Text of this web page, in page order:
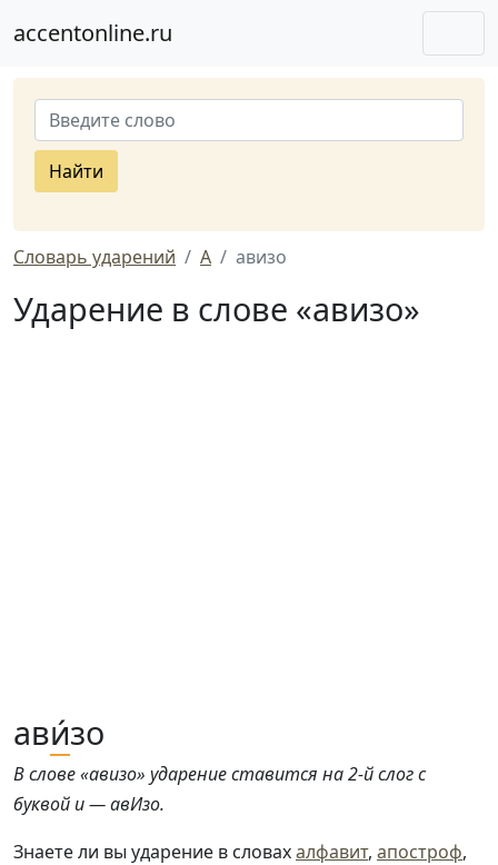
accentonline.ru
Найти
Словарь ударений А авизо
Ударение в слове «авизо»
ави́зо
В слове «авизо» ударение ставится на 2-й слог с
буквой и — авИзо.
Знаете ли вы ударение в словахалфавит, апостроф,